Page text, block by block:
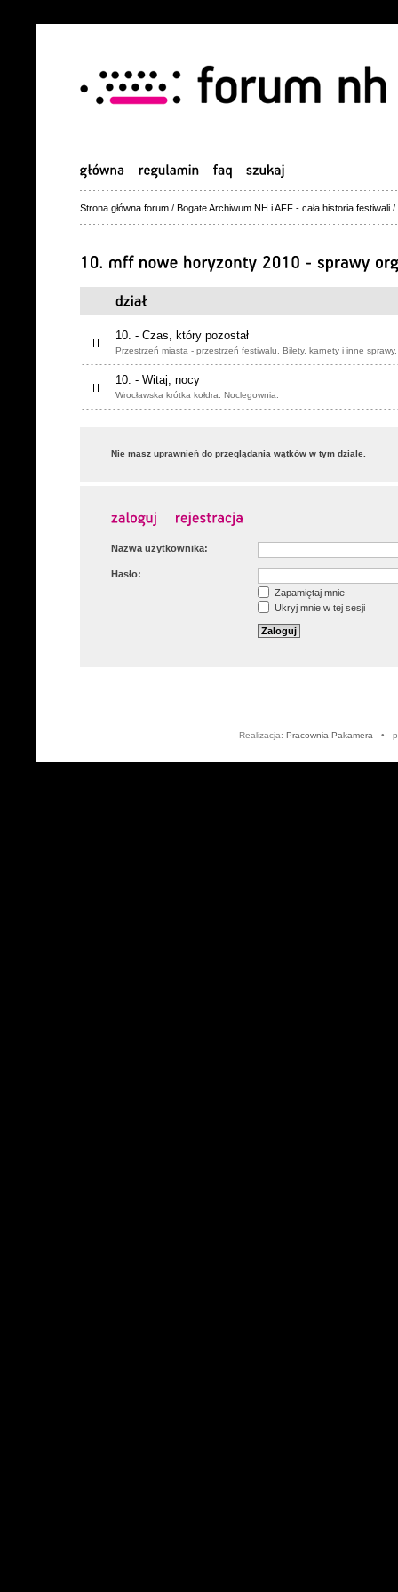
Strona główna forum / Bogate Archiwum NH i AFF - cała historia festiwali /
10. - Czas, który pozostał
Przestrzeń miasta - przestrzeń festiwalu. Bilety, karnety i inne sprawy.
10. - Witaj, nocy
Wrocławska krótka kołdra. Noclegownia.
Nie masz uprawnień do przeglądania wątków w tym dziale.
Nazwa użytkownika:
Hasło:
Zapamiętaj mnie
Ukryj mnie w tej sesji
Realizacja: Pracownia Pakamera•